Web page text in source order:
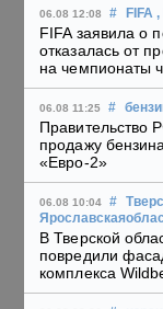
06.08 12:08 # FIFA ,
FIFA заявила о
отказалась от
на чемпионаты
06.08 11:25 #
Правительство
продажу
«Евро-2»
06.08 10:04 #
В Тверской
повредили
комплекса